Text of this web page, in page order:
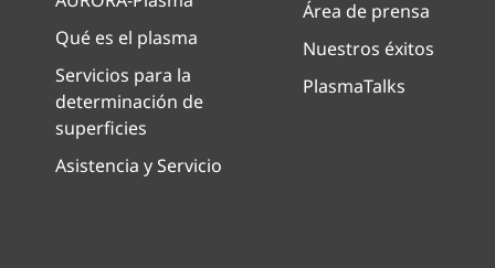
Qué es el plasma
Servicios para la
determinación de
superficies
Asistencia y Servicio
Área de prensa
Nuestros éxitos
PlasmaTalks